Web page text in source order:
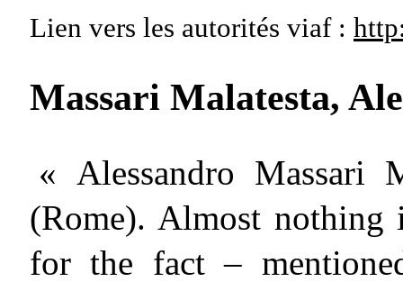
Lien vers les autorités viaf :
Massari Malatesta,
« Alessandro Massari
(Rome). Almost
for the fact –